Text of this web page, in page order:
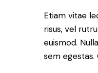
Etiam vitae
risus, vel
euismod.
sem